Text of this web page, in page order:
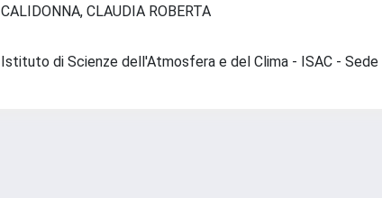
CALIDONNA, CLAUDIA ROBERTA
Istituto di Scienze dell'Atmosfera e del Clima - ISAC - Sede